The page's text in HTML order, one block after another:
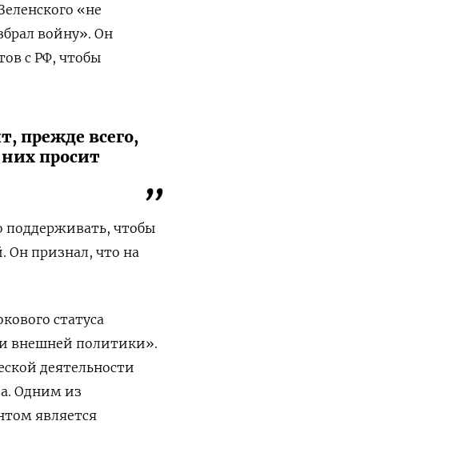
«не
войну». Он
с РФ, чтобы
прежде всего,
просит
чтобы
Он признал, что на
статуса
и внешней политики».
деятельности
Одним из
является